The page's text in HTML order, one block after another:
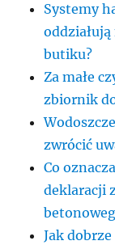
Systemy
butiku?
Za małe
zbiornik
zwrócić
Co
deklaracji
Jak